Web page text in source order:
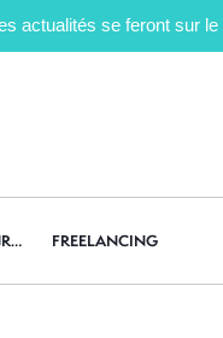
actualités se feront sur le
FREELANCING